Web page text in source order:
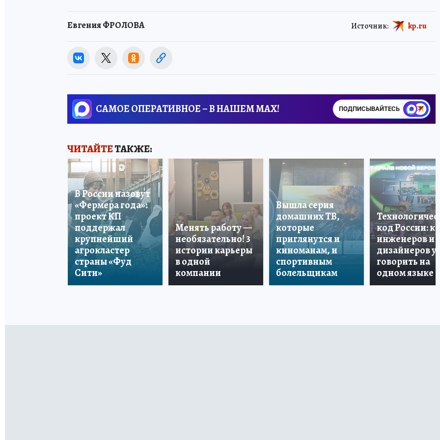
Евгения ФРОЛОВА Источник: kp.ru
САМОЕ ОПЕРАТИВНОЕ – В НАШЕМ MAX! ПОДПИСЫВАЙТЕСЬ
ЧИТАЙТЕТАКЖЕ:
В России назовут
«Фермера года»:
проект КП
поддержал
крупнейший
агрокластер
страны «Фуд
Сити»
Менять работу —
необязательно! 3
истории карьеры
в одной
компании
Вышла серия
домашних ТВ,
которые
приглянутся и
киноманам, и
спортивным
болельщикам
код России: как
инженеров и
дизайнеров
говорить на
одном языке